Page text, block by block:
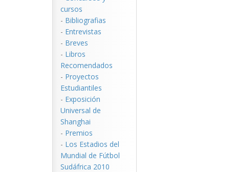
cursos
- Bibliografias
- Entrevistas
- Breves
- Libros
Recomendados
- Proyectos
Estudiantiles
- Exposición
Universal de
Shanghai
- Premios
- Los Estadios del
Mundial de Fútbol
Sudáfrica 2010